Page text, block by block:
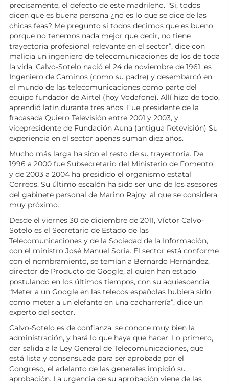
precisamente, el defecto de este madrileño. "Si, todos
dicen que es buena persona ¿no es lo que se dice de las
chicas feas? Me pregunto si todos decimos que es bueno
porque no tenemos nada mejor que decir, no tiene
trayectoria profesional relevante en el sector”, dice con
malicia un ingeniero de telecomunicaciones de los de toda
la vida. Calvo-Sotelo nació el 24 de noviembre de 1961, es
Ingeniero de Caminos (como su padre) y desembarcó en
el mundo de las telecomunicaciones como parte del
equipo fundador de Airtel (hoy Vodafone). Allí hizo de todo,
aprendió latín durante tres años. Fue presidente de la
fracasada Quiero Televisión entre 2001 y 2003, y
vicepresidente de Fundación Auna (antigua Retevisión) Su
experiencia en el sector apenas suman diez años.
Mucho más larga ha sido el resto de su trayectoria. De
1996 a 2000 fue Subsecretario del Ministerio de Fomento,
y de 2003 a 2004 ha presidido el organismo estatal
Correos. Su último escalón ha sido ser uno de los asesores
del gabinete personal de Marino Rajoy, al que se considera
muy próximo.
Desde el viernes 30 de diciembre de 2011, Víctor Calvo-
Sotelo es el Secretario de Estado de las
Telecomunicaciones y de la Sociedad de la Información,
con el ministro José Manuel Soria. El sector está conforme
con el nombramiento, se temían a Bernardo Hernández,
director de Producto de Google, al quien han estado
postulando en los últimos tiempos, con su aquiescencia.
“Meter a un Google en las telecos españolas hubiera sido
como meter a un elefante en una cacharrería”, dice un
experto del sector.
Calvo-Sotelo es de confianza, se conoce muy bien la
administración, y hará lo que haya que hacer. Lo primero,
dar salida a la Ley General de Telecomunicaciones, que
está lista y consensuada para ser aprobada por el
Congreso, el adelanto de las generales impidió su
aprobación. La urgencia de su aprobación viene de las